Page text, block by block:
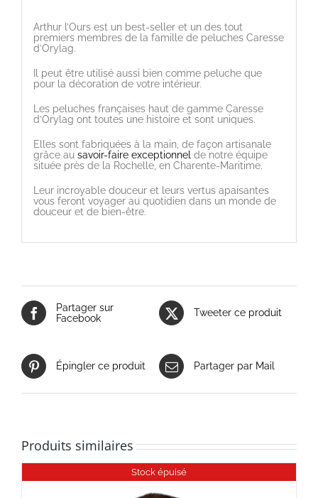
Arthur l’Ours est un best-seller et un des tout
premiers membres de la famille de peluches Caresse
d’Orylag.
Il peut être utilisé aussi bien comme peluche que
pour la décoration de votre intérieur.
Les peluches françaises haut de gamme Caresse
d’Orylag ont toutes une histoire et sont uniques.
Elles sont fabriquées à la main, de façon artisanale
grâce au savoir-faire exceptionnel de notre équipe
située près de la Rochelle, en Charente-Maritime.
Leur incroyable douceur et leurs vertus apaisantes
vous feront voyager au quotidien dans un monde de
douceur et de bien-être.
Partager sur
Facebook
Tweeter ce produit
Épingler ce produit Partager par Mail
Produits similaires
Stock épuisé